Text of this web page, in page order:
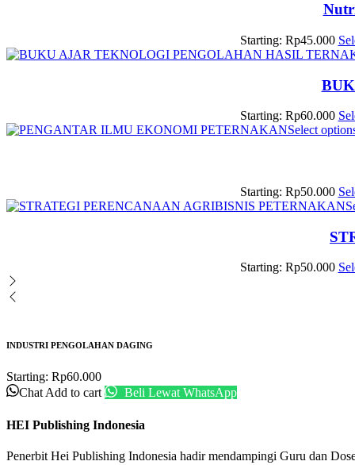
Starting: Rp45.000
Starting: Rp60.000
Select
Starting: Rp50.000
Starting: Rp50.000
INDUSTRI PENGOLAHAN DAGING
Starting: Rp60.000
Chat Add to cart Beli Lewat WhatsApp
HEI Publishing Indonesia
Penerbit Hei Publishing Indonesia hadir mendampingi Guru dan